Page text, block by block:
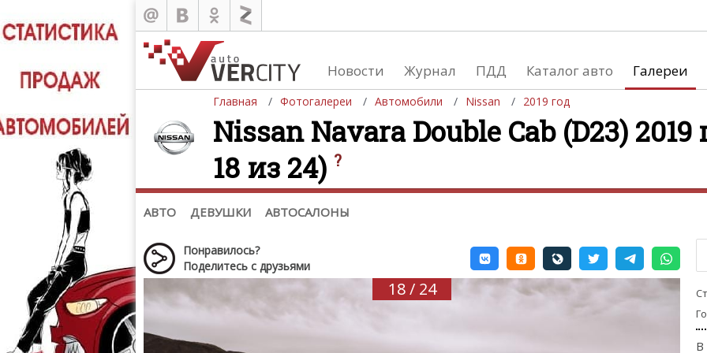
Новости Журнал ПДД Каталог авто Галереи
Главная Фотогалереи Автомобили Nissan 2019 год
Nissan Navara Double Cab (D23) 2019
18 из 24) ?
АВТО ДЕВУШКИ АВТОСАЛОНЫ
Автомобили
Последние добавления
Список марок
(+1102)
Девушки
Девушки и автомобили
Девушки и мото
Список мировых автосалонов
Понравилось?
Поделитесь с друзьями
18 / 24
В